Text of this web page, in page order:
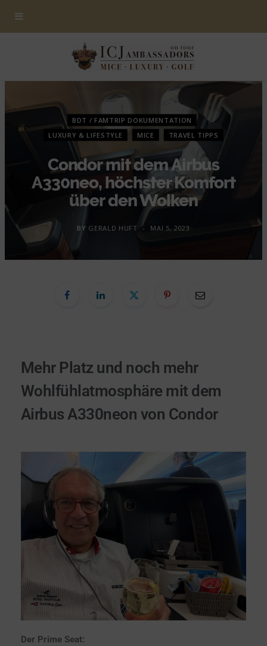
BDT / FAMTRIP DOKUMENTATION
LUXURY & LIFESTYLE
MICE TRAVEL TIPPS
Condor mit dem Airbus
A330neo, höchster Komfort
über den Wolken
BY GERALD HUFT MAI 5, 2023
Mehr Platz und noch mehr
Wohlfühlatmosphäre mit dem
Airbus A330neon von Condor
Der Prime Seat: